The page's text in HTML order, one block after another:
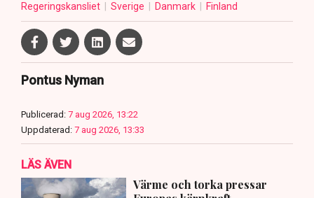
Regeringskansliet
Sverige Danmark Finland
Pontus Nyman
Publicerad: 7 aug 2026, 13:22
Uppdaterad: 7 aug 2026, 13:33
LÄS ÄVEN
Värme och torka pressar